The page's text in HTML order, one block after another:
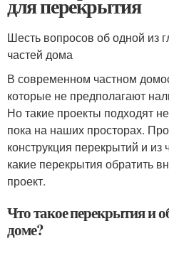
для перекрытия
Шесть вопросов об одной из
частей дома
В современном частном
которые не предполагают
Но такие проекты подходят
пока на наших просторах.
конструкция перекрытий и
какие перекрытия обратить
проект.
Что такое перекрытия и
доме?